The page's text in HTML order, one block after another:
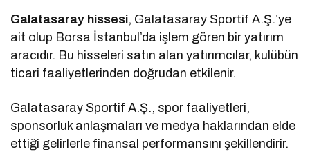
Galatasaray hissesi, Galatasaray Sportif A.Ş.’ye
ait olup Borsa İstanbul’da işlem gören bir yatırım
aracıdır. Bu hisseleri satın alan yatırımcılar, kulübün
ticari faaliyetlerinden doğrudan etkilenir.
Galatasaray Sportif A.Ş., spor faaliyetleri,
sponsorluk anlaşmaları ve medya haklarından elde
ettiği gelirlerle finansal performansını şekillendirir.